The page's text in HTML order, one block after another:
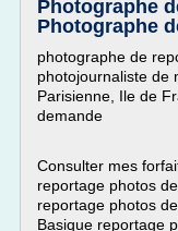
Photographe
Photographe
photographe de
photojournaliste de
Parisienne, Ile de
demande
Consulter mes
reportage photos
reportage photos
Basique reportage